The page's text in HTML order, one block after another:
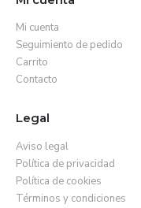
Mi cuenta
Seguimiento de pedido
Carrito
Contacto
Legal
Aviso legal
Política de privacidad
Política de cookies
Términos y condiciones